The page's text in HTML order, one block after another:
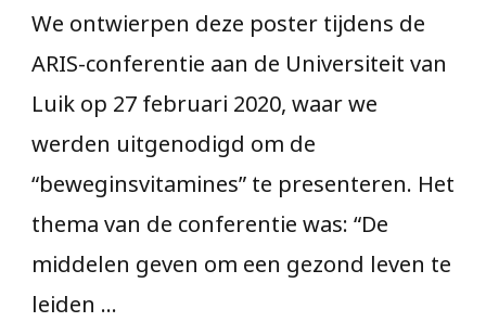
We ontwierpen deze poster tijdens de
ARIS-conferentie aan de Universiteit van
Luik op 27 februari 2020, waar we
werden uitgenodigd om de
“beweginsvitamines” te presenteren. Het
thema van de conferentie was: “De
middelen geven om een gezond leven te
leiden …